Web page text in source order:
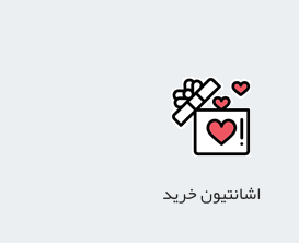
اشانتیون خرید